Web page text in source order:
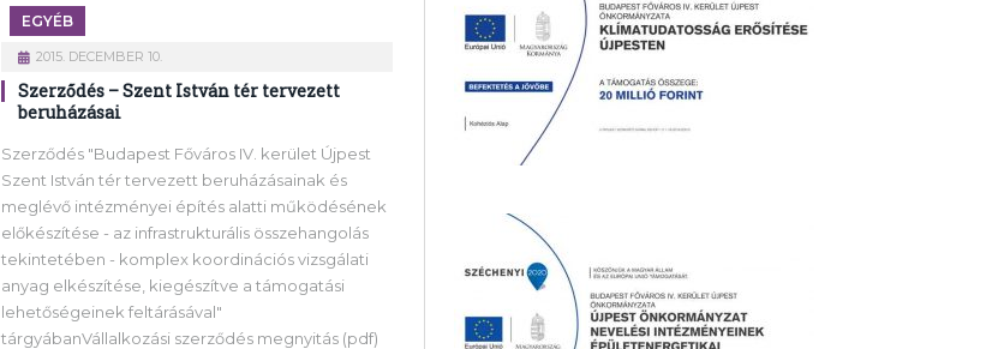
EGYÉB
2015. DECEMBER 10.
Szerződés – Szent István tér tervezett
beruházásai
Szerződés "Budapest Főváros IV. kerület Újpest
Szent István tér tervezett beruházásainak és
meglévő intézményei építés alatti működésének
előkészítése - az infrastrukturális összehangolás
tekintetében - komplex koordinációs vizsgálati
anyag elkészítése, kiegészítve a támogatási
lehetőségeinek feltárásával"
tárgyábanVállalkozási szerződés megnyitás (pdf)